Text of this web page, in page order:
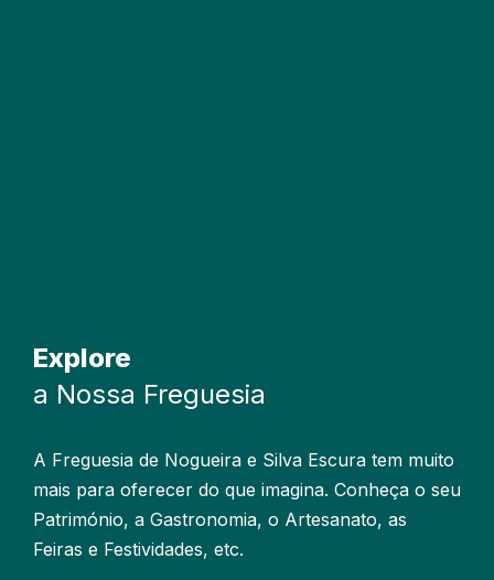
Explore
a Nossa Freguesia
A Freguesia de Nogueira e Silva Escura tem muito
mais para oferecer do que imagina. Conheça o seu
Património, a Gastronomia, o Artesanato, as
Feiras e Festividades, etc.